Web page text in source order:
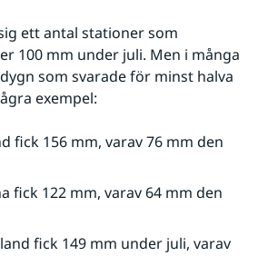
ett antal stationer som
100 mm under juli. Men i många
som svarade för minst halva
exempel:
fick 156 mm, varav 76 mm den
fick 122 mm, varav 64 mm den
fick 149 mm under juli, varav